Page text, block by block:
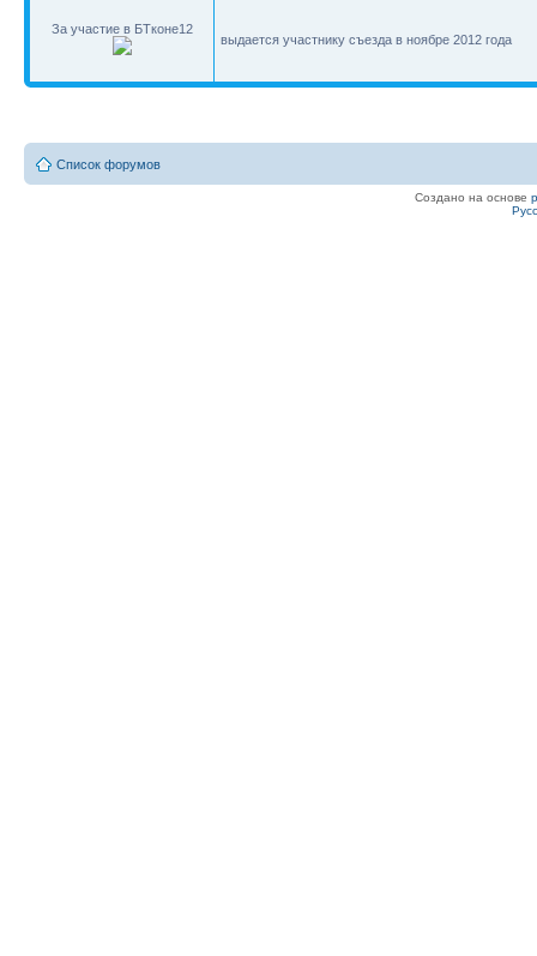
За участие в БТконе12
выдается участнику съезда в ноябре 2012 года
Список форумов
Создано на основе